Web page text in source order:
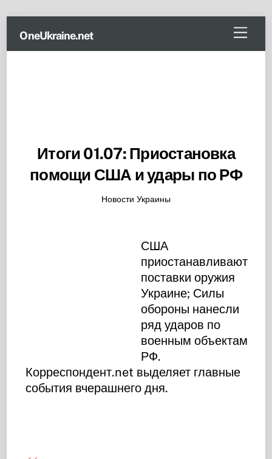
content
Menu
OneUkraine.net
Итоги 01.07: Приостановка
помощи США и удары по РФ
Новости Украины
США
приостанавливают
поставки оружия
Украине; Силы
обороны нанесли
ряд ударов по
военным объектам
РФ.
Корреспондент.net выделяет главные
события вчерашнего дня.